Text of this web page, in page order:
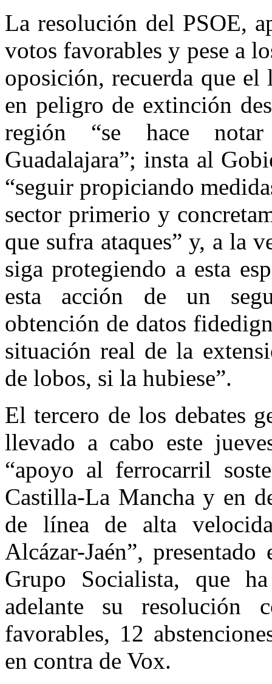
La resolución del PSOE,
votos favorables y pese a
oposición, recuerda que el
en peligro de extinción
región “se hace
Guadalajara”; insta al
“seguir propiciando
sector primerio y
que sufra ataques” y, a la
siga protegiendo a esta
esta acción de un
obtención de datos
situación real de la
de lobos, si la hubiese”.
El tercero de los debates
llevado a cabo este
“apoyo al ferrocarril
Castilla-La Mancha y en
de línea de alta
Alcázar-Jaén”,
Grupo Socialista, que
adelante su resolución
favorables, 12
en contra de Vox.